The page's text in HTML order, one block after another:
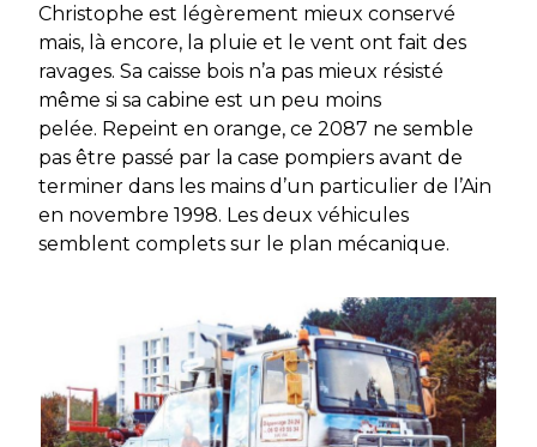
Christophe est légèrement mieux conservé
mais, là encore, la pluie et le vent ont fait des
ravages. Sa caisse bois n’a pas mieux résisté
même si sa cabine est un peu moins
pelée. Repeint en orange, ce 2087 ne semble
pas être passé par la case pompiers avant de
terminer dans les mains d’un particulier de l’Ain
en novembre 1998. Les deux véhicules
semblent complets sur le plan mécanique.